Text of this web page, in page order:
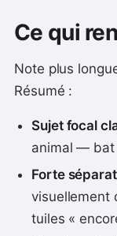
Ce qui
Note plus
Résumé :
Sujet focal
animal — bat
Forte
visuellement
tuiles «